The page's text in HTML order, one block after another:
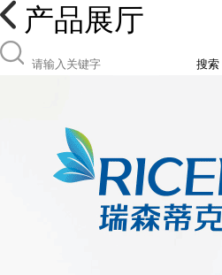
产品展厅
搜索